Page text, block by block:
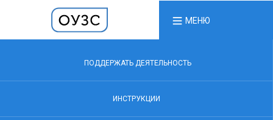
МЕНЮ
ПОДДЕРЖАТЬ ДЕЯТЕЛЬНОСТЬ
ИНСТРУКЦИИ